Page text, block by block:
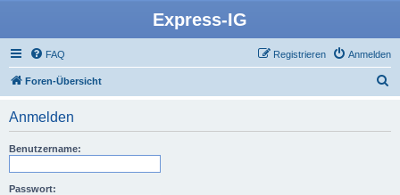
Express-IG
FAQ Anmelden
Registrieren
Foren-Übersicht
Anmelden
Benutzername:
Passwort: